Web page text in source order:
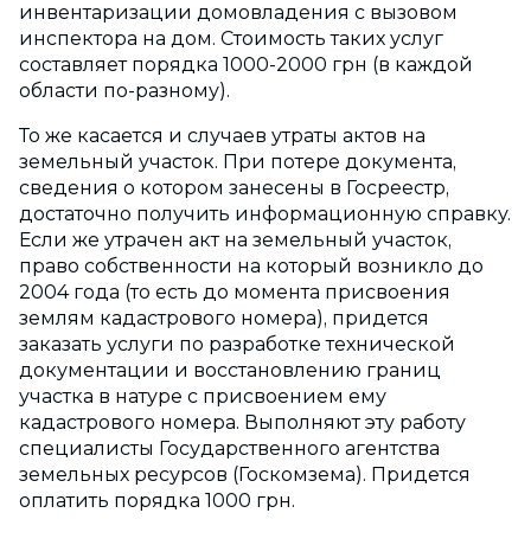
инвентаризации домовладения с вызовом
инспектора на дом. Стоимость таких услуг
составляет порядка 1000-2000 грн (в каждой
области по-разному).
То же касается и случаев утраты актов на
земельный участок. При потере документа,
сведения о котором занесены в Госреестр,
достаточно получить информационную справку.
Если же утрачен акт на земельный участок,
право собственности на который возникло до
2004 года (то есть до момента присвоения
землям кадастрового номера), придется
заказать услуги по разработке технической
документации и восстановлению границ
участка в натуре с присвоением ему
кадастрового номера. Выполняют эту работу
специалисты Государственного агентства
земельных ресурсов (Госкомзема). Придется
оплатить порядка 1000 грн.